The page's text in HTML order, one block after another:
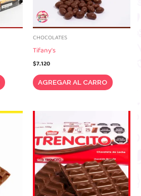
CHOCOLATES
Tifany’s
$7.120
AGREGAR AL CARRO